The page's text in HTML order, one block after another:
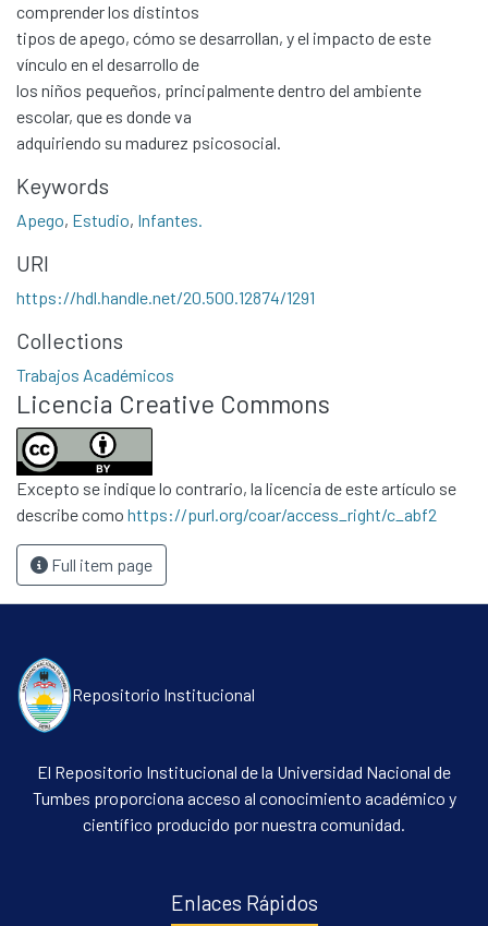
Communities & Collections
All of DSpace
Contacto
Políticas
comprender los distintos
tipos de apego, cómo se desarrollan, y el impacto de este
vínculo en el desarrollo de
los niños pequeños, principalmente dentro del ambiente
escolar, que es donde va
adquiriendo su madurez psicosocial.
Keywords
Apego, Estudio, Infantes.
URI
https://hdl.handle.net/20.500.12874/1291
Collections
Trabajos Académicos
Licencia Creative Commons
Excepto se indique lo contrario, la licencia de este artículo se
describe como https://purl.org/coar/access_right/c_abf2
Full item page
Repositorio Institucional
El Repositorio Institucional de la Universidad Nacional de
Tumbes proporciona acceso al conocimiento académico y
científico producido por nuestra comunidad.
Enlaces Rápidos